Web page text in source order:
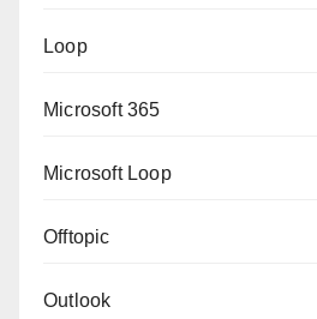
Loop
Microsoft 365
Microsoft Loop
Offtopic
Outlook